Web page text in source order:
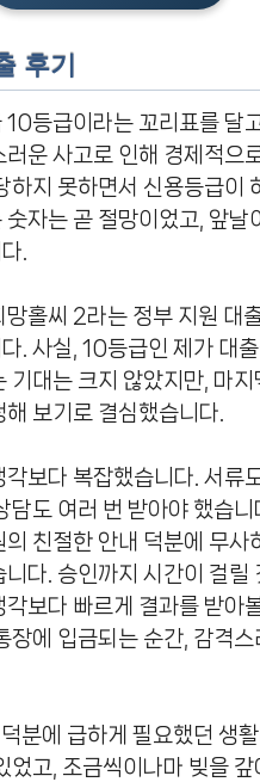
후기
10등급이라는 꼬리표를 달
러운 사고로 인해 경제적으
하지 못하면서 신용등급이
자는 곧 절망이었고, 앞날
.
망홀씨 2라는 정부 지원 대
. 사실, 10등급인 제가 대
기대는 크지 않았지만, 마지
해 보기로 결심했습니다.
각보다 복잡했습니다. 서류
담도 여러 번 받아야 했습니
의 친절한 안내 덕분에 무사
니다. 승인까지 시간이 걸릴
각보다 빠르게 결과를 받아
장에 입금되는 순간, 감격스
분에 급하게 필요했던 생활
었고, 조금씩이나마 빚을 갚